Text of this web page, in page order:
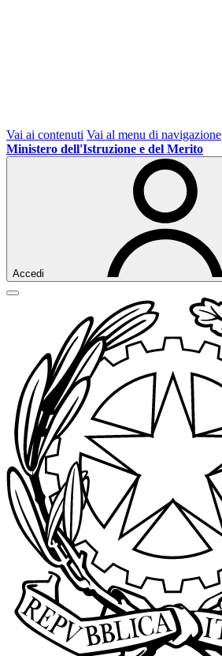
Vai ai contenuti Vai al menu di navigazione
Ministero dell'Istruzione e del Merito
Accedi